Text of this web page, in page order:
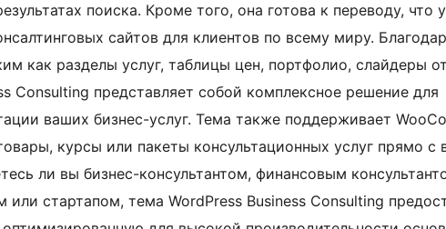
поиска. Кроме того, она готова к переводу, что
сайтов для клиентов по всему миру.
как разделы услуг, таблицы цен, портфолио, слайдеры
Consulting представляет собой комплексное решение для
ваших бизнес-услуг. Тема также поддерживает
курсы или пакеты консультационных услуг прямо с
ли вы бизнес-консультантом, финансовым
или стартапом, тема WordPress Business Consulting